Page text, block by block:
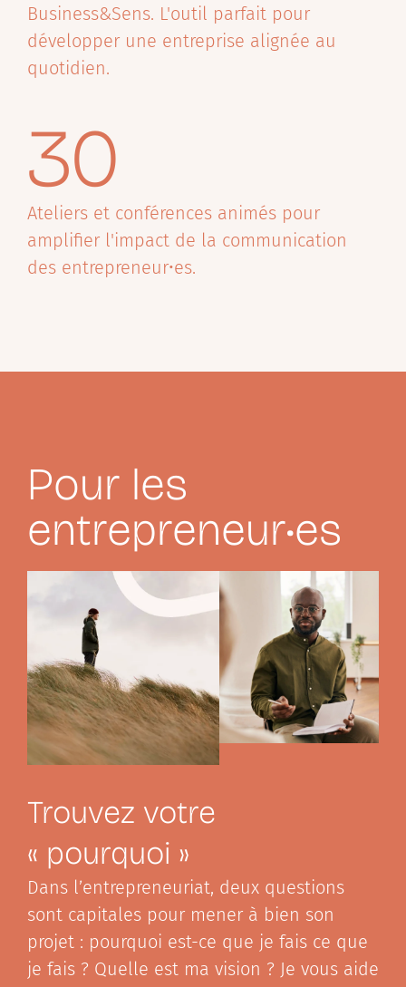
Business&Sens. L'outil parfait pour
développer une entreprise alignée au
quotidien.
30
Ateliers et conférences animés pour
amplifier l'impact de la communication
des entrepreneur•es.
Pour les
entrepreneur•es
Trouvez votre
« pourquoi »
Dans l’entrepreneuriat, deux questions
sont capitales pour mener à bien son
projet : pourquoi est-ce que je fais ce que
je fais ? Quelle est ma vision ? Je vous aide